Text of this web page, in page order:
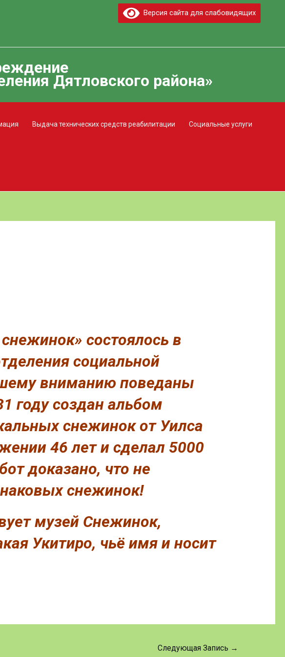
Версия сайта для слабовидящих
Дятловского района»
Выдача технических средств реабилитации Социальные услуги
состоялось в
социальной
вниманию поведаны
году создан альбом
снежинок от Уилса
46 лет и сделал 5000
доказано, что не
снежинок!
музей Снежинок,
Укитиро, чьё имя и носит
Следующая Запись →